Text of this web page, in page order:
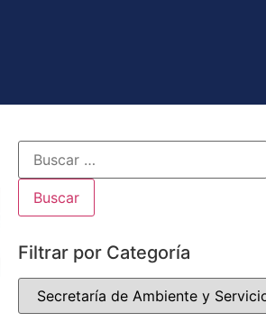
Filtrar por Categoría